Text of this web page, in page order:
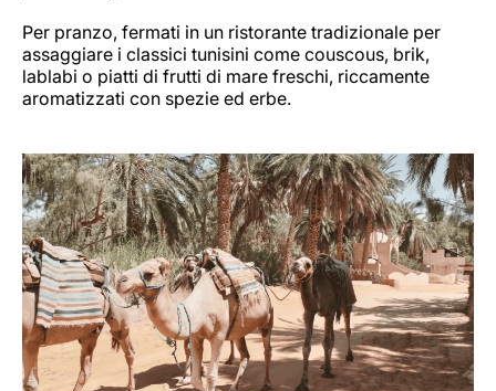
Per pranzo, fermati in un ristorante tradizionale per
assaggiare i classici tunisini come couscous, brik,
lablabi o piatti di frutti di mare freschi, riccamente
aromatizzati con spezie ed erbe.